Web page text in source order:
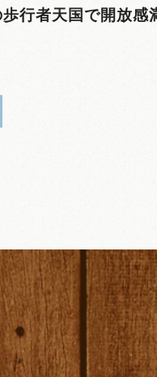
歩行者天国で開放